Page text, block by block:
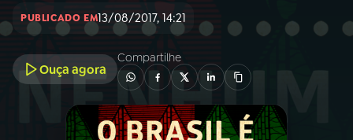
PUBLICADO EM13/08/2017, 14:21
Ouça agora
Compartilhe